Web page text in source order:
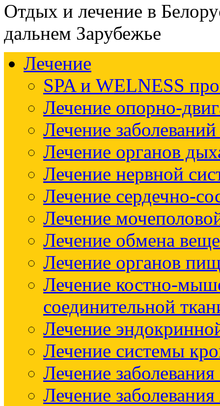
Отдых и лечение в
дальнем Зарубежье
Лечение
SPA и WELNESS
Лечение опорно-
Лечение
Лечение органов
Лечение нервной
Лечение сердечно-
Лечение
Лечение обмена
Лечение органов
Лечение костно-
соединительной
Лечение
Лечение системы
Лечение
Лечение